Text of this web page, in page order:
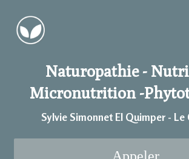
Naturopathie -
Micronutrition -
Sylvie Simonnet EI Quimper - Le